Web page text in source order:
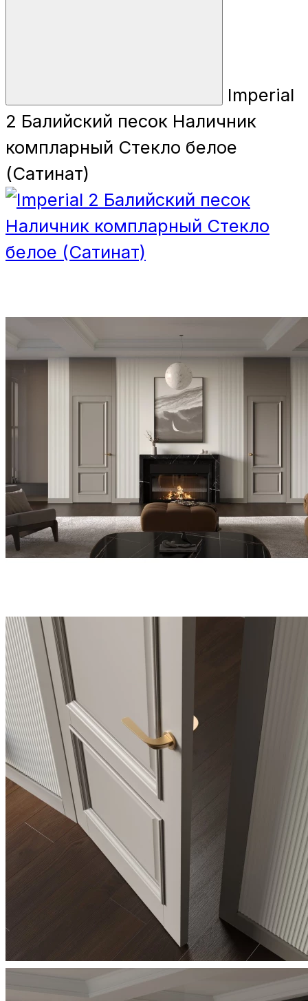
Imperial
2 Балийский песок Наличник
компларный Стекло белое
(Сатинат)